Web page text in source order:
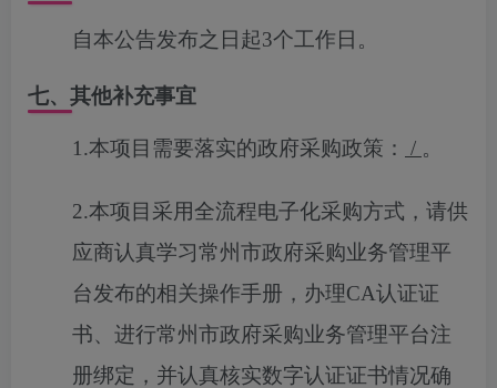
自本公告发布之日起3个工作日。
七、其他补充事宜
1.本项目需要落实的政府采购政策： / 。
2.本项目采用全流程电子化采购方式，请供
应商认真学习常州市政府采购业务管理平
台发布的相关操作手册，办理CA认证证
书、进行常州市政府采购业务管理平台注
册绑定，并认真核实数字认证证书情况确